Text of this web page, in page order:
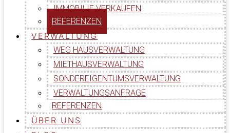
IMMOBILIE VERKAUFEN
REFERENZEN
VERWALTUNG
WEG HAUSVERWALTUNG
MIETHAUSVERWALTUNG
SONDEREIGENTUMSVERWALTUNG
VERWALTUNGSANFRAGE
REFERENZEN
ÜBER UNS